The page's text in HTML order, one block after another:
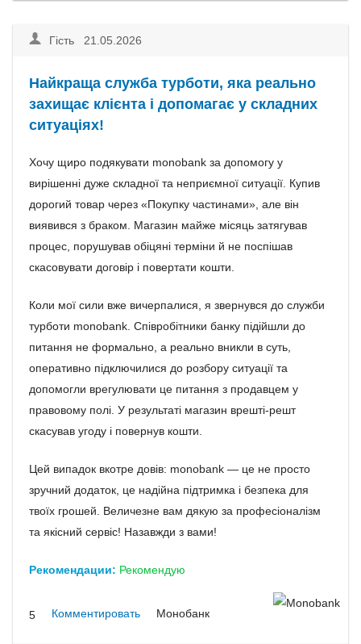
Гість 21.05.2026
Найкраща служба турботи, яка реально
захищає клієнта і допомагає у складних
ситуаціях!
Хочу щиро подякувати monobank за допомогу у
вирішенні дуже складної та неприємної ситуації. Купив
дорогий товар через «Покупку частинами», але він
виявився з браком. Магазин майже місяць затягував
процес, порушував обіцяні терміни й не поспішав
скасовувати договір і повертати кошти.
Коли мої сили вже вичерпалися, я звернувся до служби
турботи monobank. Співробітники банку підійшли до
питання не формально, а реально вникли в суть,
оперативно підключилися до розбору ситуації та
допомогли врегулювати це питання з продавцем у
правовому полі. У результаті магазин врешті-решт
скасував угоду і повернув кошти.
Цей випадок вкотре довів: monobank — це не просто
зручний додаток, це надійна підтримка і безпека для
твоїх грошей. Величезне вам дякую за професіоналізм
та якісний сервіс! Назавжди з вами!
Рекомендации: Рекомендую
5 Комментировать Монобанк